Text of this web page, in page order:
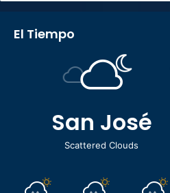
El Tiempo
San José
Scattered Clouds